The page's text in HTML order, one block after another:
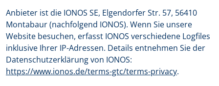
Anbieter ist die IONOS SE, Elgendorfer Str. 57, 56410
Montabaur (nachfolgend IONOS). Wenn Sie unsere
Website besuchen, erfasst IONOS verschiedene Logfiles
inklusive Ihrer IP-Adressen. Details entnehmen Sie der
Datenschutzerklärung von IONOS:
https://www.ionos.de/terms-gtc/terms-privacy.